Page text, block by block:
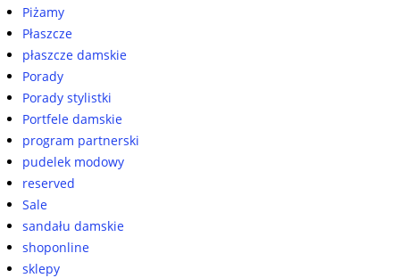
Piżamy
Płaszcze
płaszcze damskie
Porady
Porady stylistki
Portfele damskie
program partnerski
pudelek modowy
reserved
Sale
sandału damskie
shoponline
sklepy